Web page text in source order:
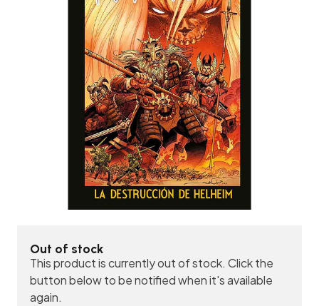
Out of stock
This product is currently out of stock. Click the
button below to be notified when it's available
again.